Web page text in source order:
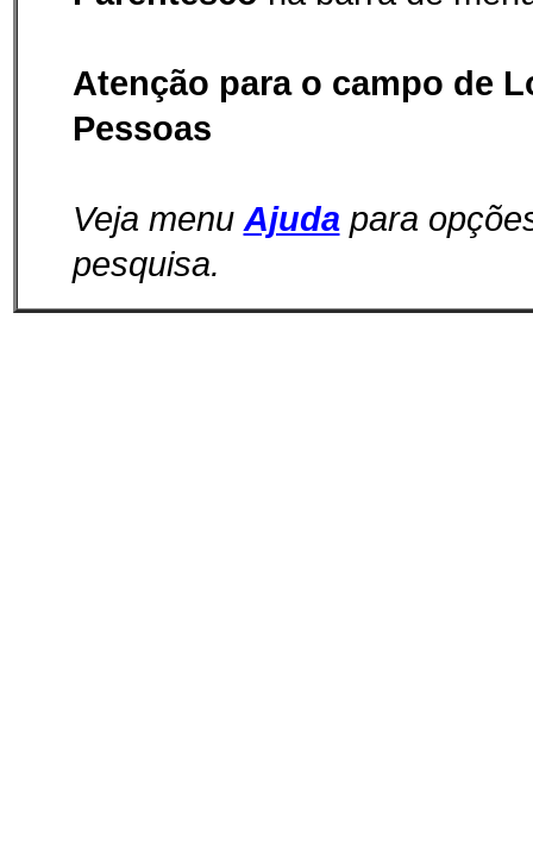
Atenção para o campo de
Pessoas
Veja menu Ajudapara
pesquisa.